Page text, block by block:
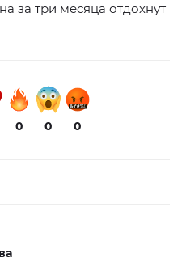
за три месяца отдохнут
0 0 0